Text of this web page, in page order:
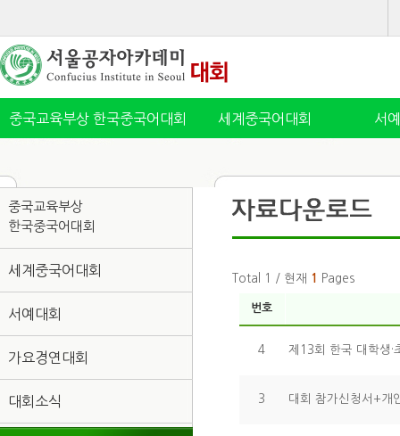
중국교육부상 한국중국어대회 세계중국어대회 서
중국교육부상
한국중국어대회
세계중국어대회
서예대회
가요경연대회
대회소식
Total 1 / 현재 1 Pages
번호
4 제13회 한국 대학생·
3 대회 참가신청서+개